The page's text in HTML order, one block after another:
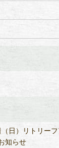
（日）リトリー
知らせ